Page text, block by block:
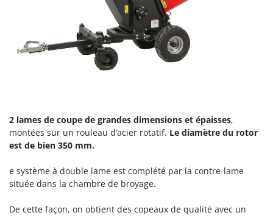
Skil
Solidur
Spice Electronics
Spiralmac
Spring Protezione
Spyro
Stanley
2 lames de coupe de grandes dimensions et épaisses,
montées sur un rouleau d’acier rotatif. Le diamètre du rotor
est de bien 350 mm.
e système à double lame est complété par la contre-lame
située dans la chambre de broyage.
De cette façon, on obtient des copeaux de qualité avec un